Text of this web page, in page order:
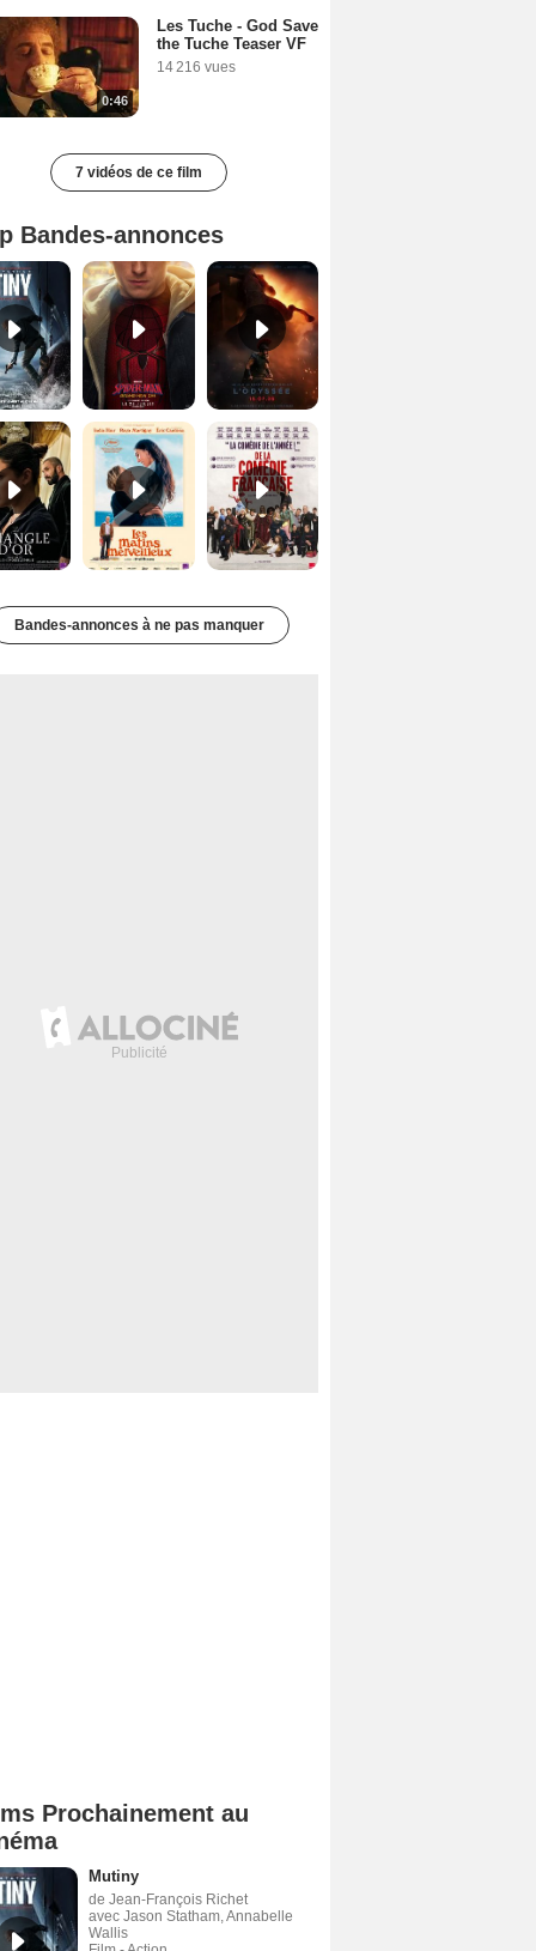
0:46
Les Tuche - God Save
the Tuche Teaser VF
14 216 vues
7 vidéos de ce film
Bandes-annonces
Mutiny Bande-annonce VO STFR Spider-Man: Brand New Day Bande-annonce VO STFR
Le Triangle d'or Bande-annonce VF De la Comédie-Française Teaser VF
Bandes-annonces à ne pas manquer
Prochainement au
Mutiny
de Jean-François Richet
avec Jason Statham, Annabelle
Wallis